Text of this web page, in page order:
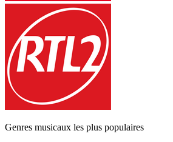
Genres musicaux les plus populaires